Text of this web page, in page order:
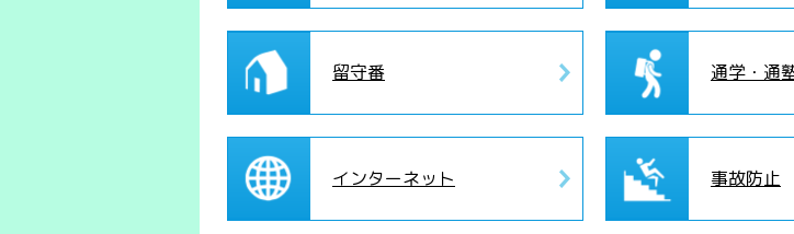
留守番 通学・通
インターネット 事故防止